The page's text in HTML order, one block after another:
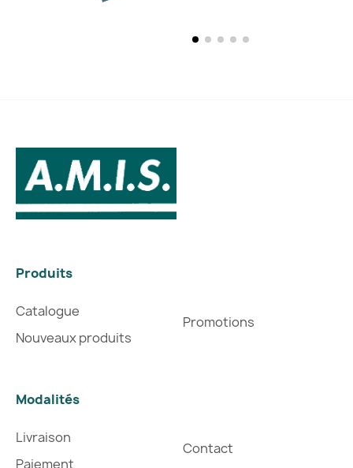
Produits
Catalogue
Nouveaux produits
Promotions
Modalités
Livraison
Paiement
Contact